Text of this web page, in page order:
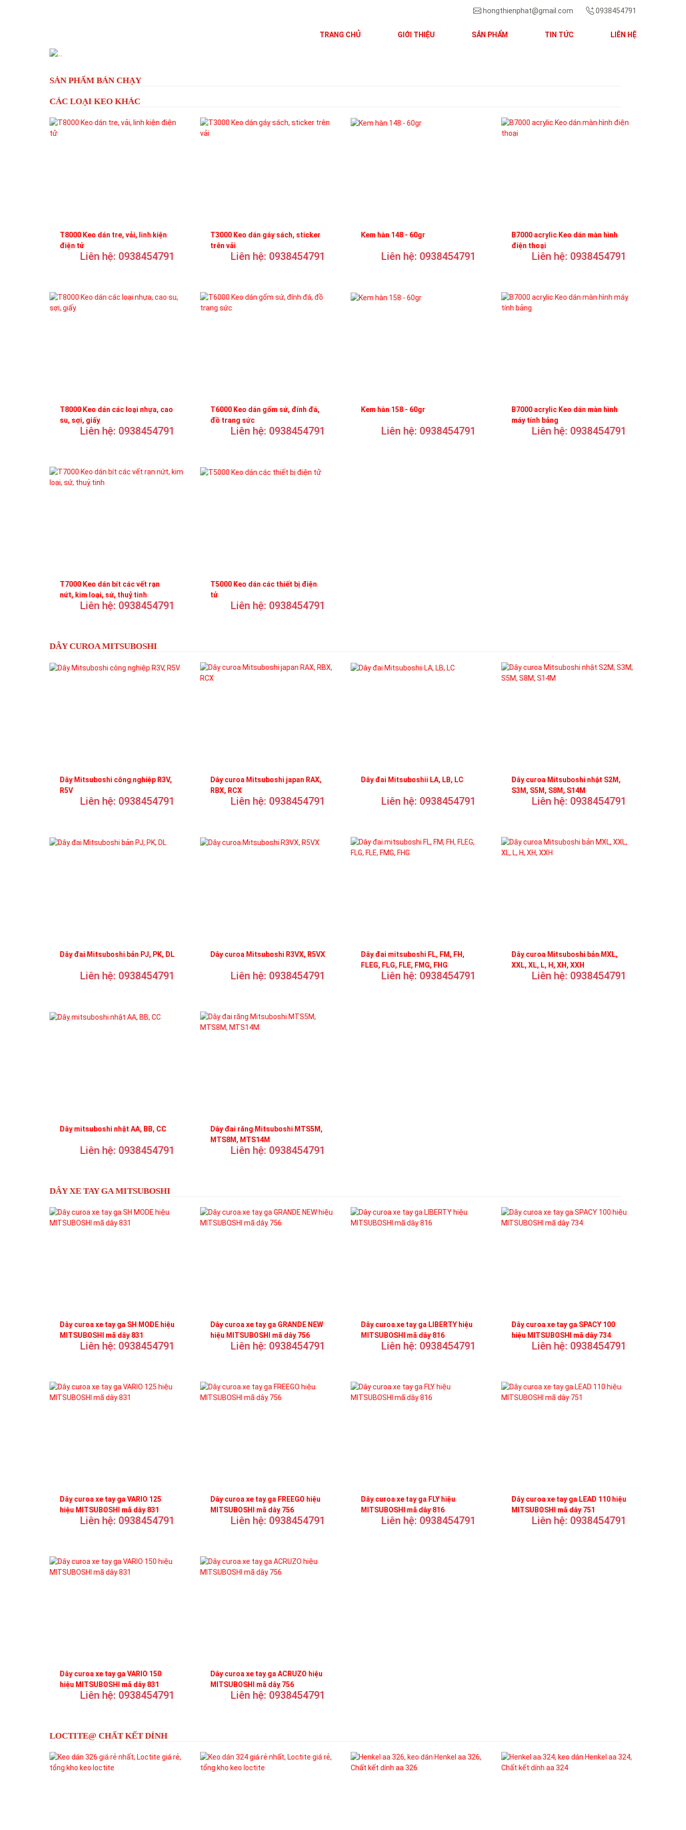
hongthienphat@gmail.com 0938454791
TRANG CHỦ GIỚI THIỆU SẢN PHẨM TIN TỨC LIÊN HỆ
SẢN PHẨM BÁN CHẠY
CÁC LOẠI KEO KHÁC
T8000 Keo dán tre, vải, linh kiện
điện tử
Liên hệ: 0938454791
T3000 Keo dán gáy sách, sticker
trên vải
Liên hệ: 0938454791
Kem hàn 148 - 60gr
Liên hệ: 0938454791
B7000 acrylic Keo dán màn hình
điện thoại
Liên hệ: 0938454791
T8000 Keo dán các loại nhựa, cao
su, sợi, giấy
Liên hệ: 0938454791
T6000 Keo dán gốm sứ, đính đá,
đồ trang sức
Liên hệ: 0938454791
Kem hàn 158 - 60gr
Liên hệ: 0938454791
B7000 acrylic Keo dán màn hình
máy tính bảng
Liên hệ: 0938454791
T7000 Keo dán bít các vết rạn
nứt, kim loại, sứ, thuỷ tinh
Liên hệ: 0938454791
T5000 Keo dán các thiết bị điện
tử
Liên hệ: 0938454791
DÂY CUROA MITSUBOSHI
Dây Mitsuboshi công nghiệp R3V,
R5V
Liên hệ: 0938454791
Dây curoa Mitsuboshi japan RAX,
RBX, RCX
Liên hệ: 0938454791
Dây đai Mitsuboshii LA, LB, LC
Liên hệ: 0938454791
Dây curoa Mitsuboshi nhật S2M,
S3M, S5M, S8M, S14M
Liên hệ: 0938454791
Dây đai Mitsuboshi bản PJ, PK, DL
Liên hệ: 0938454791
Dây curoa Mitsuboshi R3VX, R5VX
Liên hệ: 0938454791
Dây đai mitsuboshi FL, FM, FH,
FLEG, FLG, FLE, FMG, FHG
Liên hệ: 0938454791
Dây curoa Mitsuboshi bản MXL,
XXL, XL, L, H, XH, XXH
Liên hệ: 0938454791
Dây mitsuboshi nhật AA, BB, CC
Liên hệ: 0938454791
Dây đai răng Mitsuboshi MTS5M,
MTS8M, MTS14M
Liên hệ: 0938454791
DÂY XE TAY GA MITSUBOSHI
Dây curoa xe tay ga SH MODE hiệu
MITSUBOSHI mã dây 831
Liên hệ: 0938454791
Dây curoa xe tay ga GRANDE NEW
hiệu MITSUBOSHI mã dây 756
Liên hệ: 0938454791
Dây curoa xe tay ga LIBERTY hiệu
MITSUBOSHI mã dây 816
Liên hệ: 0938454791
Dây curoa xe tay ga SPACY 100
hiệu MITSUBOSHI mã dây 734
Liên hệ: 0938454791
Dây curoa xe tay ga VARIO 125
hiệu MITSUBOSHI mã dây 831
Liên hệ: 0938454791
Dây curoa xe tay ga FREEGO hiệu
MITSUBOSHI mã dây 756
Liên hệ: 0938454791
Dây curoa xe tay ga FLY hiệu
MITSUBOSHI mã dây 816
Liên hệ: 0938454791
Dây curoa xe tay ga LEAD 110 hiệu
MITSUBOSHI mã dây 751
Liên hệ: 0938454791
Dây curoa xe tay ga VARIO 150
hiệu MITSUBOSHI mã dây 831
Liên hệ: 0938454791
Dây curoa xe tay ga ACRUZO hiệu
MITSUBOSHI mã dây 756
Liên hệ: 0938454791
LOCTITE@ CHẤT KẾT DÍNH